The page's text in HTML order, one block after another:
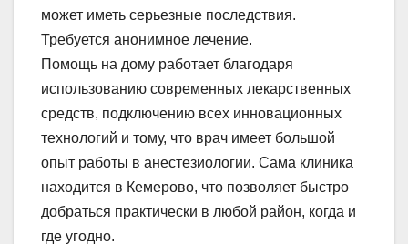
может иметь серьезные последствия.
Требуется анонимное лечение.
Помощь на дому работает благодаря
использованию современных лекарственных
средств, подключению всех инновационных
технологий и тому, что врач имеет большой
опыт работы в анестезиологии. Сама клиника
находится в Кемерово, что позволяет быстро
добраться практически в любой район, когда и
где угодно.